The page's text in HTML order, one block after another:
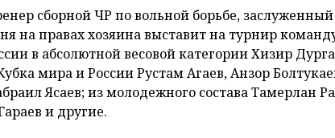
сборной ЧР по вольной борьбе,
на правах хозяина выставит на турнир команду
в абсолютной весовой категории Хизир
мира и России Рустам Агаев, Анзор
Ясаев; из молодежного состава Тамерлан
и другие.